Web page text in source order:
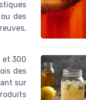
des
et 300
des
sur